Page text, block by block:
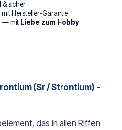
sicher
mit Hersteller-Garantie
— mit Liebe zum Hobby
(Sr / Strontium) -
das in allen Riffen